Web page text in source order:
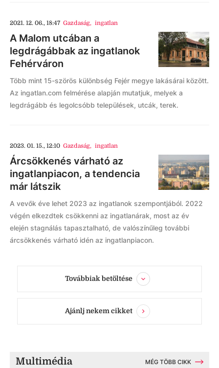
2021. 12. 06., 18:47 Gazdaság, ingatlan
A Malom utcában a
legdrágábbak az ingatlanok
Fehérváron
Több mint 15-szörös különbség Fejér megye lakásárai között.
Az ingatlan.com felmérése alapján mutatjuk, melyek a
legdrágább és legolcsóbb települések, utcák, terek.
2023. 01. 15., 12:10 Gazdaság, ingatlan
Árcsökkenés várható az
ingatlanpiacon, a tendencia
már látszik
A vevők éve lehet 2023 az ingatlanok szempontjából. 2022
végén elkezdtek csökkenni az ingatlanárak, most az év
elején stagnálás tapasztalható, de valószínűleg további
árcsökkenés várható idén az ingatlanpiacon.
Továbbiak betöltése
Ajánlj nekem cikket
Multimédia MÉG TÖBB CIKK